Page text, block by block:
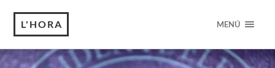
L'HORA MENÚ